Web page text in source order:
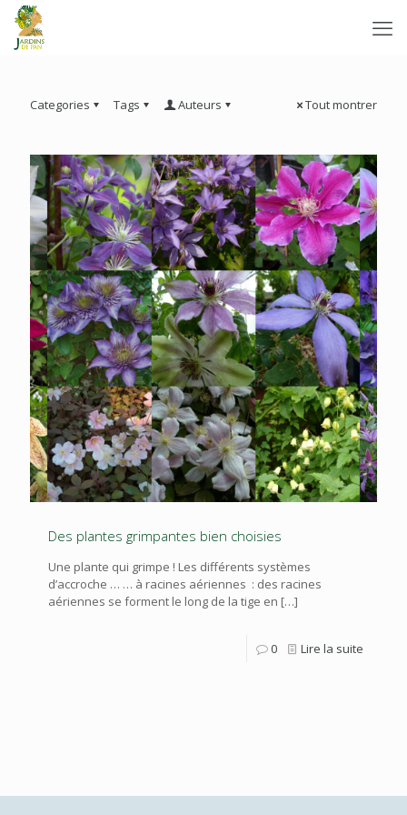
Categories Tags Auteurs Tout montrer
Des plantes grimpantes bien choisies
Une plante qui grimpe ! Les différents systèmes
d’accroche … … à racines aériennes : des racines
aériennes se forment le long de la tige en […]
0 Lire la suite